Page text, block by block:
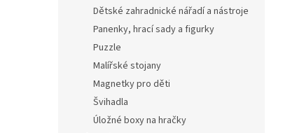
Dětské zahradnické nářadí a nástroje
Panenky, hrací sady a figurky
Puzzle
Malířské stojany
Magnetky pro děti
Švihadla
Úložné boxy na hračky